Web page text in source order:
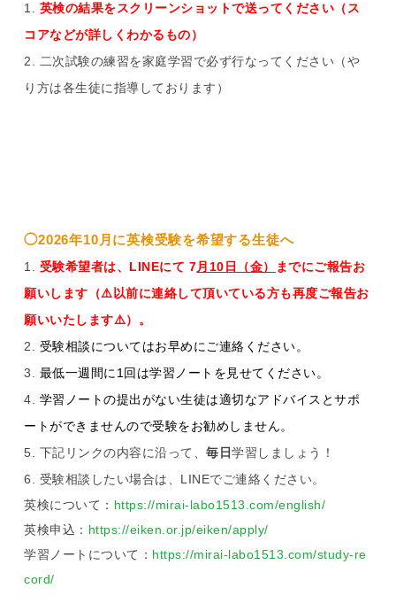
英検の結果をスクリーンショットで送ってください（ス
コアなどが詳しくわかるもの）
二次試験の練習を家庭学習で必ず行なってください（や
り方は各生徒に指導しております）
◯2026年10月に英検受験を希望する生徒へ
受験希望者は、LINEにて 7月10日（金）
までにご報告お
願いします（⚠️以前に連絡して頂いている方も再度ご報告お
願いいたします⚠️）。
受験相談についてはお早めにご連絡ください。
最低一週間に1回は学習ノートを見せてください。
学習ノートの提出がない生徒は適切なアドバイスとサポ
ートができませんので受験をお勧めしません。
下記リンクの内容に沿って、毎日学習しましょう！
受験相談したい場合は、LINEでご連絡ください。
英検について： https://mirai-labo1513.com/english/
英検申込： https://eiken.or.jp/eiken/apply/
学習ノートについて： https://mirai-labo1513.com/study-re
cord/